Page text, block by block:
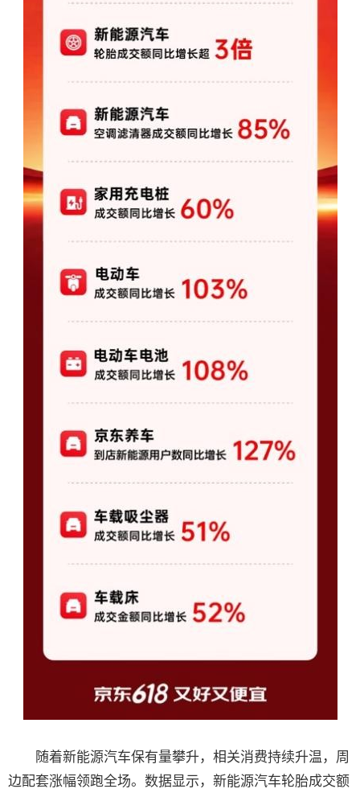
随着新能源汽车保有量攀升，相关消费持续升温，周
边配套涨幅领跑全场。数据显示，新能源汽车轮胎成交额